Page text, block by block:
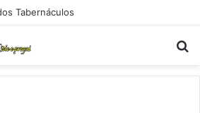
Tabernáculos